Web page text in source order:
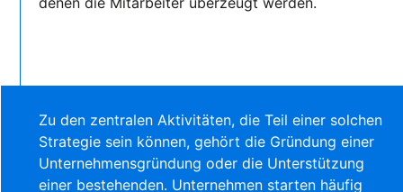
Zu den zentralen Aktivitäten, die Teil einer solchen
Strategie sein können, gehört die Gründung einer
Unternehmensgründung oder die Unterstützung
einer bestehenden. Unternehmen starten häufig